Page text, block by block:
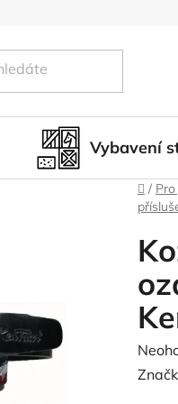
Vybavení
Domů
/